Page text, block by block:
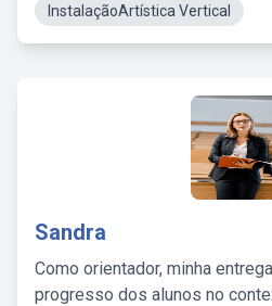
InstalaçãoArtística Vertical
Sandra
Como orientador, minha
progresso dos alunos no